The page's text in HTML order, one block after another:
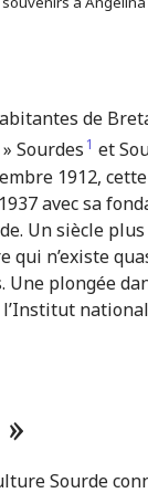
de
Sourdes 1 et
1912,
avec sa
Un siècle
qui n’existe
plongée
Sourde